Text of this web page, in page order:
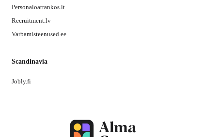
Personaloatrankos.lt
Recruitment.lv
Varbamisteenused.ee
Scandinavia
Jobly.fi